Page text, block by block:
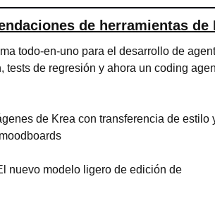
de herramientas de
todo-en-uno para el desarrollo de
tests de regresión y ahora un coding
de Krea con transferencia de estilo
nuevo modelo ligero de edición de